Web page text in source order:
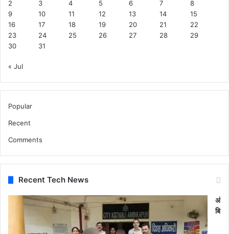
2
3 4 5 6 7
8
9
10 11 12 13 14
15
16
17 18 19 20 21
22
23
24 25 26 27 28
29
30
31
« Jul
Popular
Recent
Comments
Recent Tech News
अं
बि